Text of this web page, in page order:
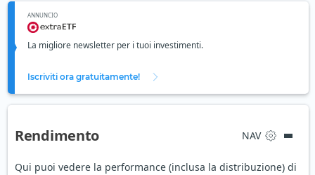
ANNUNCIO
La migliore newsletter per i tuoi investimenti.
Iscriviti ora gratuitamente!
Rendimento NAV
Qui puoi vedere la performance (inclusa la distribuzione) di